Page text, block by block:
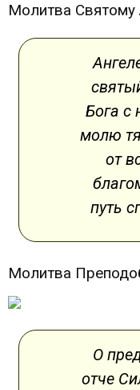
Молитва Святому
Бога с
молю
от
путь
Молитва
О
отче